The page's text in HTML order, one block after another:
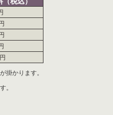
掛かります。
。